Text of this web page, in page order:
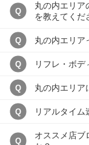
Q
丸の内エリア
を教えてくだ
Q 丸の内エリア
Q リフレ・ボデ
Q 丸の内エリア
Q リアルタイム
Q
オススメ店ブ